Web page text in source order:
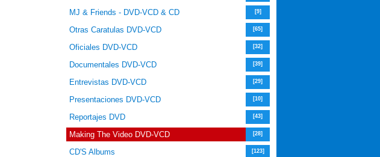
MJ & Friends - DVD-VCD & CD [9]
Otras Caratulas DVD-VCD [65]
Oficiales DVD-VCD [32]
Documentales DVD-VCD [39]
Entrevistas DVD-VCD [29]
Presentaciones DVD-VCD [10]
Reportajes DVD [43]
Making The Video DVD-VCD [28]
CD'S Albums [123]